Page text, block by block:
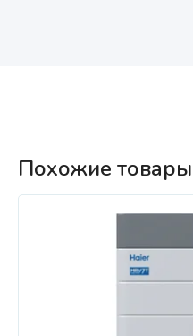
Похожие товары